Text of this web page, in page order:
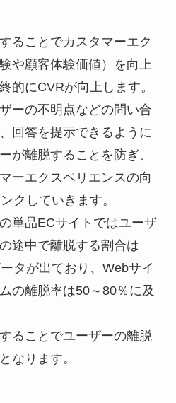
ることでカスタマーエク
や顧客体験価値）を向上
的にCVRが向上します。
ーの不明点などの問い合
回答を提示できるように
が離脱することを防ぎ、
ーエクスペリエンスの向
クしていきます。
単品ECサイトではユーザ
途中で離脱する割合は
タが出ており、Webサイ
の離脱率は50～80％に及
ることでユーザーの離脱
なります。